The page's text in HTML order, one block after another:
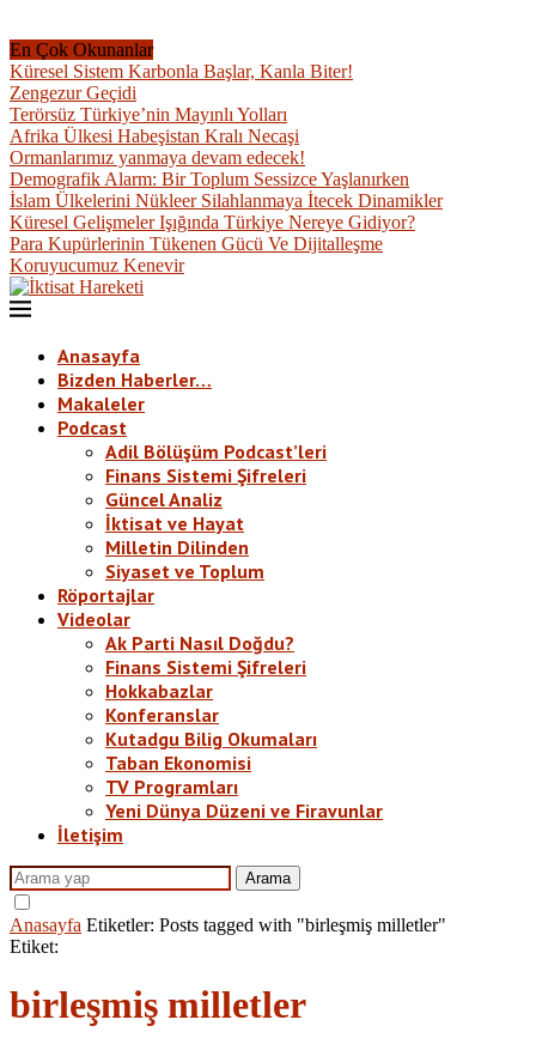
En Çok Okunanlar
Küresel Sistem Karbonla Başlar, Kanla Biter!
Zengezur Geçidi
Terörsüz Türkiye’nin Mayınlı Yolları
Afrika Ülkesi Habeşistan Kralı Necaşi
Ormanlarımız yanmaya devam edecek!
Demografik Alarm: Bir Toplum Sessizce Yaşlanırken
İslam Ülkelerini Nükleer Silahlanmaya İtecek Dinamikler
Küresel Gelişmeler Işığında Türkiye Nereye Gidiyor?
Para Kupürlerinin Tükenen Gücü Ve Dijitalleşme
Koruyucumuz Kenevir
Anasayfa
Bizden Haberler…
Makaleler
Podcast
Adil Bölüşüm Podcast’leri
Finans Sistemi Şifreleri
Güncel Analiz
İktisat ve Hayat
Milletin Dilinden
Siyaset ve Toplum
Röportajlar
Videolar
Ak Parti Nasıl Doğdu?
Finans Sistemi Şifreleri
Hokkabazlar
Konferanslar
Kutadgu Bilig Okumaları
Taban Ekonomisi
TV Programları
Yeni Dünya Düzeni ve Firavunlar
İletişim
Arama
Anasayfa Etiketler: Posts tagged with "birleşmiş milletler"
Etiket:
birleşmiş milletler